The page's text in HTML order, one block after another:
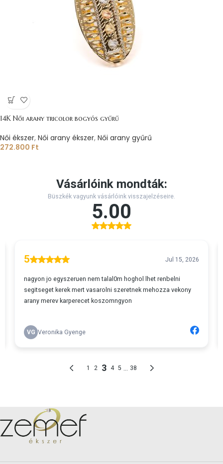
14K Női arany tricolor bogyós gyűrű
Női ékszer, Női arany ékszer, Női arany gyűrű
272.800 Ft